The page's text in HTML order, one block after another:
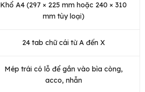
Khổ A4 (297 × 225 mm hoặc 240 × 310
mm tùy loại)
24 tab chữ cái từ A đến X
Mép trái có lỗ để gắn vào bìa còng,
acco, nhẫn